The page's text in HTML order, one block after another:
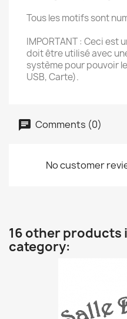
Tous les motifs sont
IMPORTANT : Ceci est
doit être utilisé avec
système pour pouvoir
USB, Carte).
Comments (0)
No customer
16 other products
category: